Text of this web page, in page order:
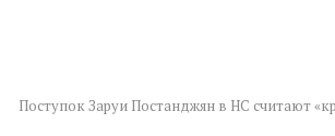
Поступок Заруи Постанджян в НС считают